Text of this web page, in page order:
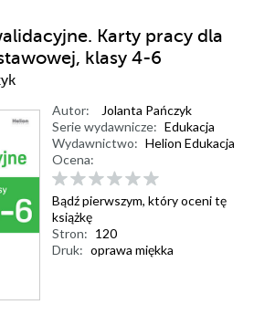
Karty pracy dla
klasy 4-6
Autor:
Jolanta Pańczyk
Serie wydawnicze: Edukacja
Wydawnictwo: Helion Edukacja
Ocena:
Bądź pierwszym, który oceni tę
książkę
Stron: 120
Druk: oprawa miękka